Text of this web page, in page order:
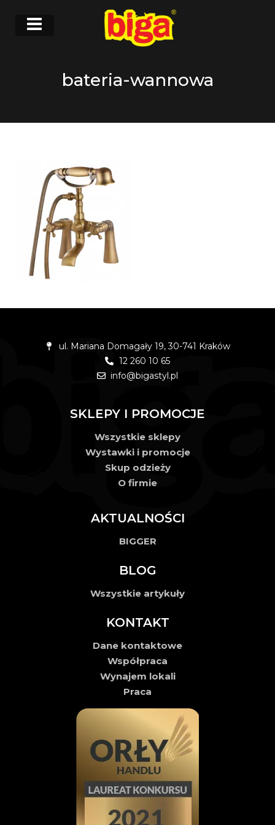
bateria-wannowa
ul. Mariana Domagały 19, 30-741 Kraków
12 260 10 65
info@bigastyl.pl
SKLEPY I PROMOCJE
Wszystkie sklepy
Wystawki i promocje
Skup odzieży
O firmie
AKTUALNOŚCI
BIGGER
BLOG
Wszystkie artykuły
KONTAKT
Dane kontaktowe
Współpraca
Wynajem lokali
Praca